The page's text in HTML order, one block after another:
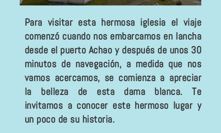
Para visitar esta hermosa iglesia el viaje
comenzó cuando nos embarcamos en lancha
desde el puerto Achao y después de unos 30
minutos de navegación, a medida que nos
vamos acercamos, se comienza a apreciar
la belleza de esta dama blanca. Te
invitamos a conocer este hermoso lugar y
un poco de su historia.